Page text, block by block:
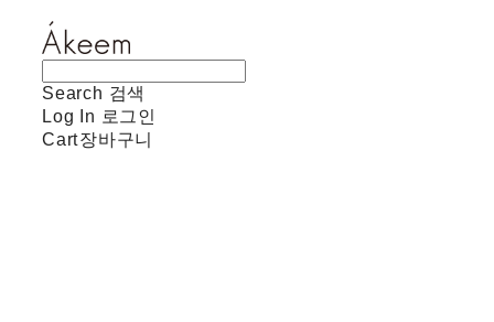
Search 검색
Log In 로그인
Cart장바구니